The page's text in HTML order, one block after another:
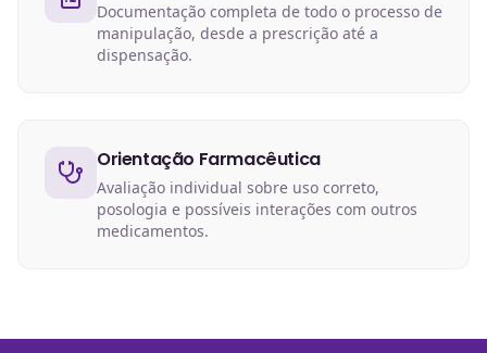
Documentação completa de todo o processo de
manipulação, desde a prescrição até a
dispensação.
Orientação Farmacêutica
Avaliação individual sobre uso correto,
posologia e possíveis interações com outros
medicamentos.